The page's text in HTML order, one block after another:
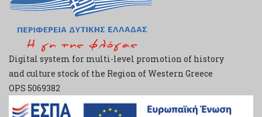
Digital system for multi-level promotion of history
and culture stock of the Region of Western Greece
ΟPS 5069382